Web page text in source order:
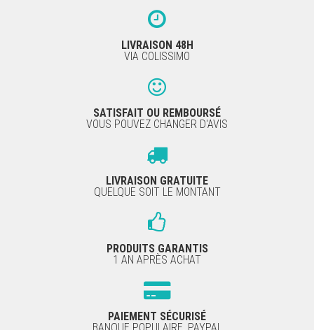
LIVRAISON 48H
VIA COLISSIMO
SATISFAIT OU REMBOURSÉ
VOUS POUVEZ CHANGER D'AVIS
LIVRAISON GRATUITE
QUELQUE SOIT LE MONTANT
PRODUITS GARANTIS
1 AN APRÈS ACHAT
PAIEMENT SÉCURISÉ